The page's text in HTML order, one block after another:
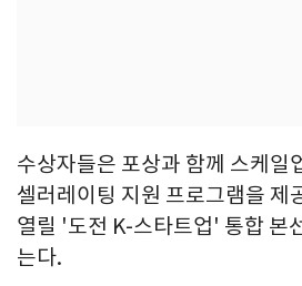
수상자들은 포상과 함께 스케일
셀러레이팅 지원 프로그램을 제
열릴 '도전 K-스타트업' 통합 본
는다.